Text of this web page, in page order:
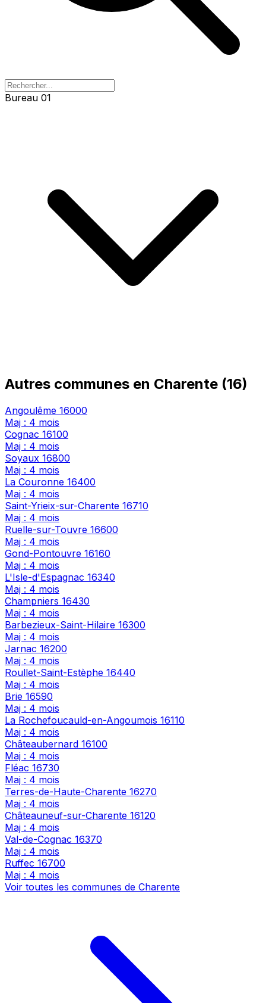
Bureau 01
Autres communes en Charente (16)
Angoulême 16000
Maj : 4 mois
Cognac 16100
Maj : 4 mois
Soyaux 16800
Maj : 4 mois
La Couronne 16400
Maj : 4 mois
Saint-Yrieix-sur-Charente 16710
Maj : 4 mois
Ruelle-sur-Touvre 16600
Maj : 4 mois
Gond-Pontouvre 16160
Maj : 4 mois
L'Isle-d'Espagnac 16340
Maj : 4 mois
Champniers 16430
Maj : 4 mois
Barbezieux-Saint-Hilaire 16300
Maj : 4 mois
Jarnac 16200
Maj : 4 mois
Roullet-Saint-Estèphe 16440
Maj : 4 mois
Brie 16590
Maj : 4 mois
La Rochefoucauld-en-Angoumois 16110
Maj : 4 mois
Châteaubernard 16100
Maj : 4 mois
Fléac 16730
Maj : 4 mois
Terres-de-Haute-Charente 16270
Maj : 4 mois
Châteauneuf-sur-Charente 16120
Maj : 4 mois
Val-de-Cognac 16370
Maj : 4 mois
Ruffec 16700
Maj : 4 mois
Voir toutes les communes de Charente